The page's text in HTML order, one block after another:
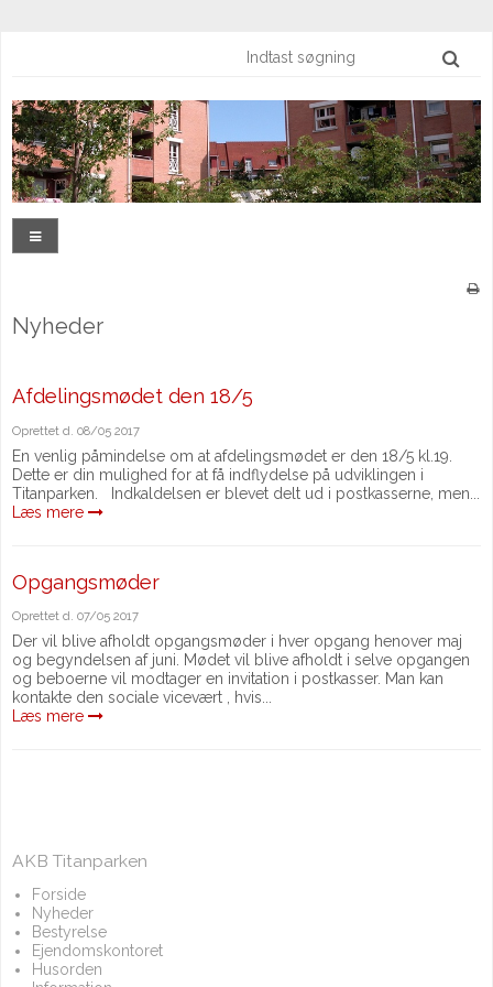
Nyheder
Afdelingsmødet den 18/5
Oprettet d. 08/05 2017
En venlig påmindelse om at afdelingsmødet er den 18/5 kl.19.
Dette er din mulighed for at få indflydelse på udviklingen i
Titanparken. Indkaldelsen er blevet delt ud i postkasserne, men...
Læs mere
Opgangsmøder
Oprettet d. 07/05 2017
Der vil blive afholdt opgangsmøder i hver opgang henover maj
og begyndelsen af juni. Mødet vil blive afholdt i selve opgangen
og beboerne vil modtager en invitation i postkasser. Man kan
kontakte den sociale vicevært , hvis...
Læs mere
AKB Titanparken
Forside
Nyheder
Bestyrelse
Ejendomskontoret
Husorden